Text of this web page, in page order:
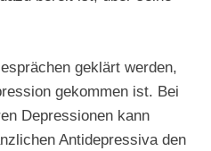
geklärt werden,
gekommen ist. Bei
Depressionen kann
Antidepressiva den